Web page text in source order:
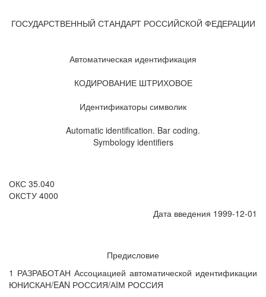
ГОСУДАРСТВЕННЫЙ СТАНДАРТ РОССИЙСКОЙ ФЕДЕРАЦИИ
Автоматическая идентификация
КОДИРОВАНИЕ ШТРИХОВОЕ
Идентификаторы символик
Automatic identification. Bar coding.
Symbology identifiers
ОКС 35.040
ОКСТУ 4000
Дата введения 1999-12-01
Предисловие
1 РАЗРАБОТАН Ассоциацией автоматической идентификации
ЮНИСКАН/EAN РОССИЯ/АIМ РОССИЯ